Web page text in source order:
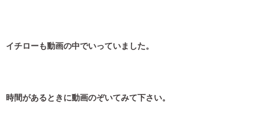
イチローも動画の中でいっていました。
時間があるときに動画のぞいてみて下さい。